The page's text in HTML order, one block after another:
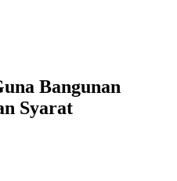
Bangunan
Syarat